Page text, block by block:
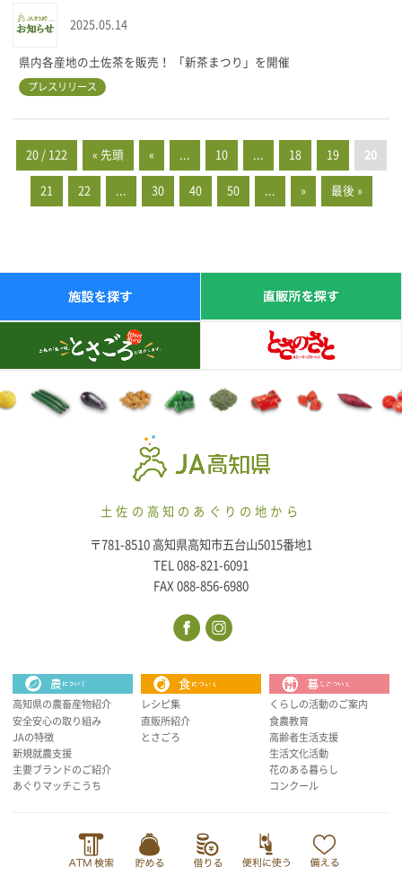
県内各産地の土佐茶を販売！ 「新茶まつり」を開催
プレスリリース
2025.05.14
20 / 122 « 先頭 « 10 18 19 20
21 22 30 40 50 » 最後 »
土佐の高知のあぐりの地から
〒781-8510 高知県高知市五台山5015番地1
TEL 088-821-6091
FAX 088-856-6980
高知県の農畜産物紹介
安全安心の取り組み
JAの特徴
新規就農支援
主要ブランドのご紹介
あぐりマッチこうち
レシピ集
直販所紹介
とさごろ
くらしの活動のご案内
食農教育
高齢者生活支援
生活文化活動
花のある暮らし
コンクール